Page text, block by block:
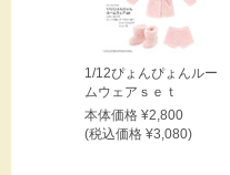
1/12ぴょんぴょんルー
ムウェアｓｅｔ
本体価格 ¥2,800
(税込価格 ¥3,080)